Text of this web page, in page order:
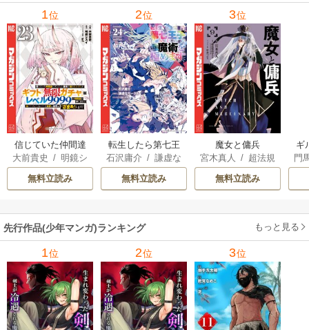
1位
信じていた仲間達
にダンジョン奥地
で殺されかけたが
ギフト『無限ガチ
の仲間達を手に入
れて元パーティー
メンバーと世界に
復讐＆『ざま
ぁ！』します！
大前貴史 / 明鏡シ
スイ /tef
無料立読み
2位
転生したら第七王
子だったので、気
ままに魔術を極め
ます
石沢庸介 /謙虚な
サークル/
無料立読み
3位
魔女と傭兵
宮木真人 / 超法規
的かえる/
んち
無料立読み
ギ
門
先行作品(少年マンガ)ランキング もっと見る
1位 2位 3位